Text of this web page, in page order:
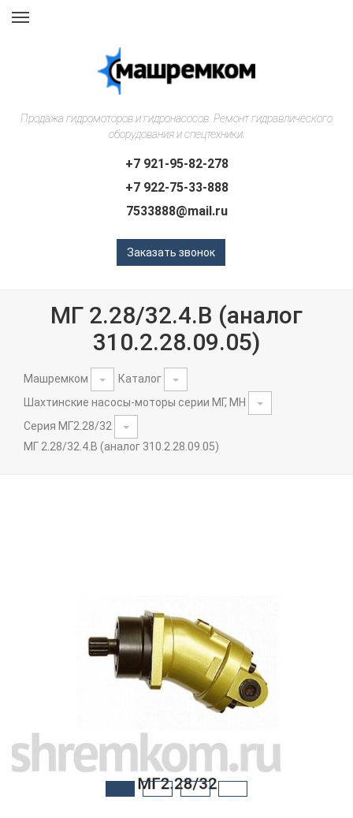
Продажа гидромоторов и гидронасосов. Ремонт гидравлического
оборудования и спецтехники.
+7 921-95-82-278
+7 922-75-33-888
7533888@mail.ru
Заказать звонок
Навигация
МГ 2.28/32.4.В (аналог
310.2.28.09.05)
Машремком
Каталог
Шахтинские насосы-моторы серии МГ, МН
Серия МГ2.28/32
МГ 2.28/32.4.В (аналог 310.2.28.09.05)